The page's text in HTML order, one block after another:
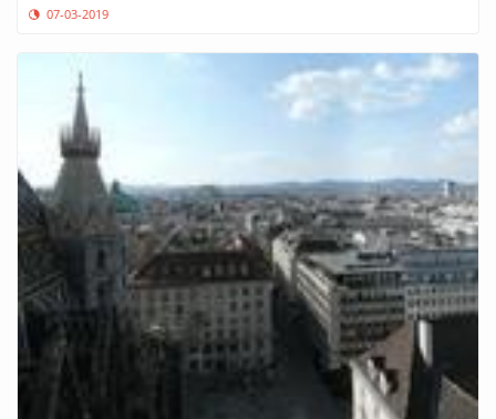
07-03-2019